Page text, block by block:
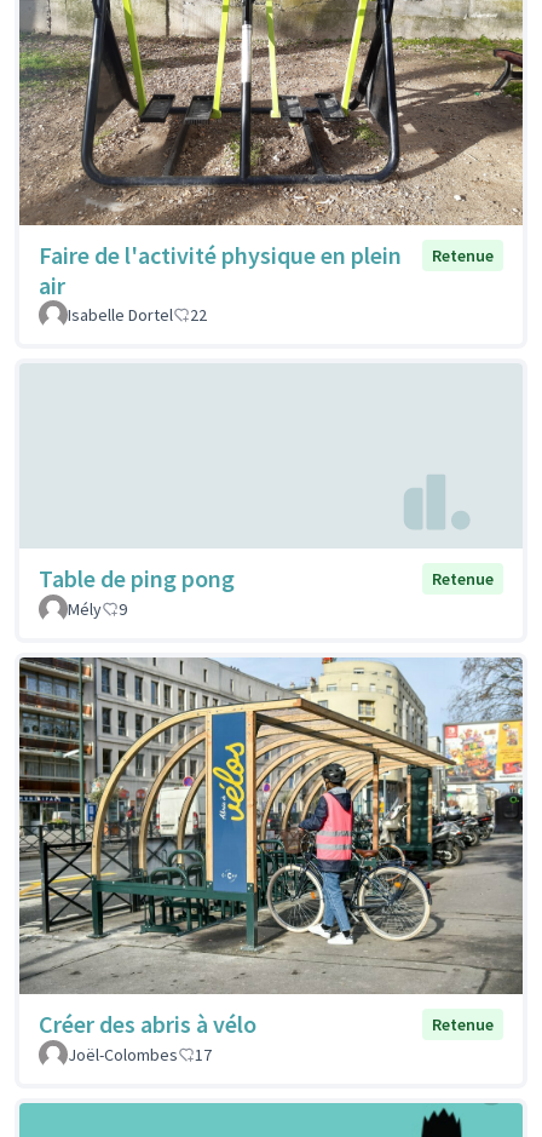
Faire de l'activité physique en plein
air
Retenue
Isabelle Dortel 22
Table de ping pong
Retenue
Mély
9
Créer des abris à vélo
Retenue
Joël-Colombes
17